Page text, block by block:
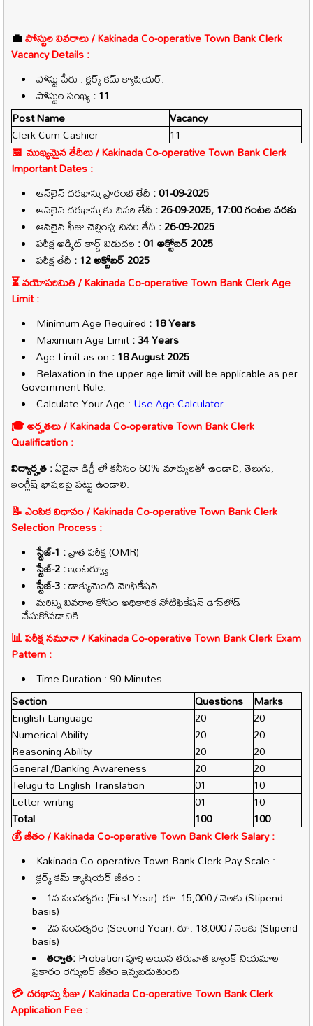
💼పోస్టుల వివరాలు / Kakinada Co-operative Town Bank Clerk
Vacancy Details :
పోస్టు పేరు : క్లర్క్ కమ్ క్యాషియర్.
పోస్టుల సంఖ్య: 11
Post Name
Vacancy
Clerk Cum Cashier
11
📅 ముఖ్యమైన తేదీలు / Kakinada Co-operative Town Bank Clerk
Important Dates :
ఆన్‌లైన్ దరఖాస్తు ప్రారంభ తేదీ : 01-09-2025
ఆన్‌లైన్ దరఖాస్తు కు చివరి తేదీ : 26-09-2025, 17:00 గంటల వరకు
ఆన్‌లైన్ ఫీజు చెల్లింపు చివరి తేదీ : 26-09-2025
పరీక్ష అడ్మిట్ కార్డ్ విడుదల : 01 అక్టోబర్ 2025
పరీక్ష తేదీ : 12 అక్టోబర్ 2025
⏳ వయోపరిమితి / Kakinada Co-operative Town Bank Clerk Age
Limit :
Minimum Age Required : 18 Years
Maximum Age Limit: 34 Years
Age Limit as on : 18 August 2025
Relaxation in the upper age limit will be applicable as per
Government Rule.
Calculate Your Age : Use Age Calculator
🎓 అర్హతలు / Kakinada Co-operative Town Bank Clerk
Qualification :
విద్యార్హత :ఏదైనా డిగ్రీ లో కనీసం 60% మార్కులతో ఉండాలి, తెలుగు,
ఇంగ్లీష్ భాషలపై పట్టు ఉండాలి.
📝 ఎంపిక విధానం / Kakinada Co-operative Town Bank Clerk
Selection Process :
స్టేజ్-1 :వ్రాత పరీక్ష (OMR)
స్టేజ్-2 :ఇంటర్వ్యూ
స్టేజ్-3 :డాక్యుమెంట్ వెరిఫికేషన్
మరిన్ని వివరాల కోసం అధికారిక నోటిఫికేషన్ డౌన్‌లోడ్
చేసుకోవడానికి.
📊 పరీక్ష నమూనా / Kakinada Co-operative Town Bank Clerk Exam
Pattern :
Time Duration : 90 Minutes
Section
Questions Marks
English Language
20
20
Numerical Ability
20
20
Reasoning Ability
20
20
General /Banking Awareness
20
20
Telugu to English Translation
01
10
Letter writing
01
10
Total
100
100
💰 జీతం / Kakinada Co-operative Town Bank Clerk Salary :
Kakinada Co-operative Town Bank Clerk Pay Scale :
క్లర్క్ కమ్ క్యాషియర్ జీతం :
1వ సంవత్సరం (First Year): రూ. 15,000 / నెలకు (Stipend
basis)
2వ సంవత్సరం (Second Year): రూ. 18,000 / నెలకు (Stipend
basis)
తర్వాత:Probation పూర్తి అయిన తరువాత బ్యాంక్ నియమాల
ప్రకారం రెగ్యులర్ జీతం ఇవ్వబడుతుంది
💳 దరఖాస్తు ఫీజు / Kakinada Co-operative Town Bank Clerk
Application Fee :